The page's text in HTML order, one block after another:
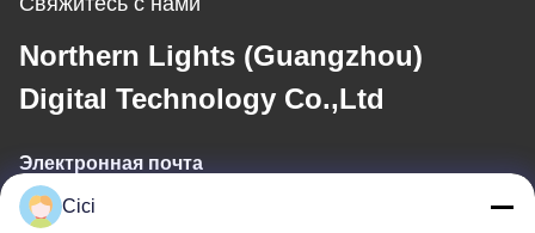
Northern Lights (Guangzhou)
Digital Technology Co.,Ltd
Электронная почта
sales03@bjgprojection.com
Cici